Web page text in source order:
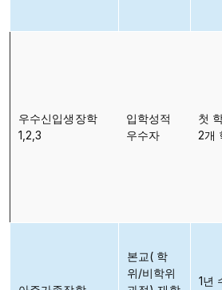
우수신입생장학
1,2,3
입학성적
우수자
첫
2개
본교( 학
위/비학위
1년